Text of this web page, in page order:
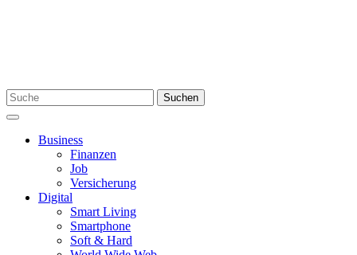
Search
for:
Suchen
Menu
Business
Finanzen
Job
Versicherung
Digital
Smart Living
Smartphone
Soft & Hard